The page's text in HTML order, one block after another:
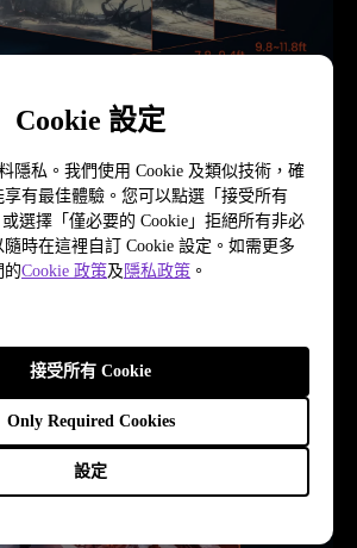
Cookie 設定
隱私。我們使用 Cookie 及類似技術，確
有最佳體驗。您可以點選「接受所有
選擇「僅必要的 Cookie」拒絕所有非必
時在這裡自訂 Cookie 設定。如需更多
的Cookie 政策及 隱私政策 。
設定
Only Required Cookies
接受所有 Cookie
焦，2 公尺投影 100 吋
小空間也有大畫面電影院
投影距離試算